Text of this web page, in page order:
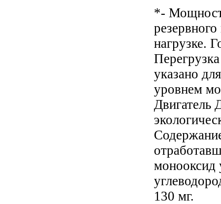
*-
нагрузке.
указано
уровнем
Двигатель
монооксид
130 мг.